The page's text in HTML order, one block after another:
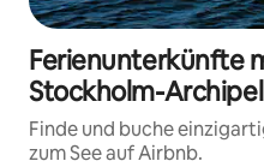
Ferienunterkünfte
Stockholm-Archipel
Finde und buche
zum See auf Airbnb.